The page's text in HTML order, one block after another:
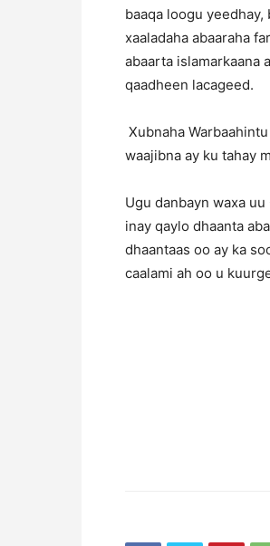
baaqa loogu
xaaladaha abaaraha
abaarta islamarkaana
qaadheen lacageed.
Xubnaha
waajibna ay ku tahay
Ugu danbayn waxa
inay qaylo dhaanta
dhaantaas oo ay ka
caalami ah oo u